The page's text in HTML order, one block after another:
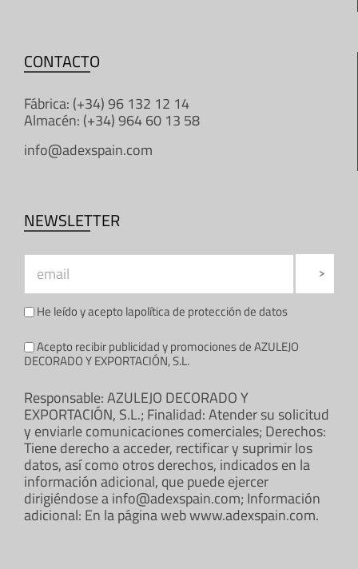
CONTACTO
Fábrica: (+34) 96 132 12 14
Almacén: (+34) 964 60 13 58
info@adexspain.com
NEWSLETTER
He leído y acepto lapolítica de protección de datos
Acepto recibir publicidad y promociones de AZULEJO
DECORADO Y EXPORTACIÓN, S.L.
Responsable: AZULEJO DECORADO Y
EXPORTACIÓN, S.L.; Finalidad: Atender su solicitud
y enviarle comunicaciones comerciales; Derechos:
Tiene derecho a acceder, rectificar y suprimir los
datos, así como otros derechos, indicados en la
información adicional, que puede ejercer
dirigiéndose a info@adexspain.com; Información
adicional: En la página web www.adexspain.com.